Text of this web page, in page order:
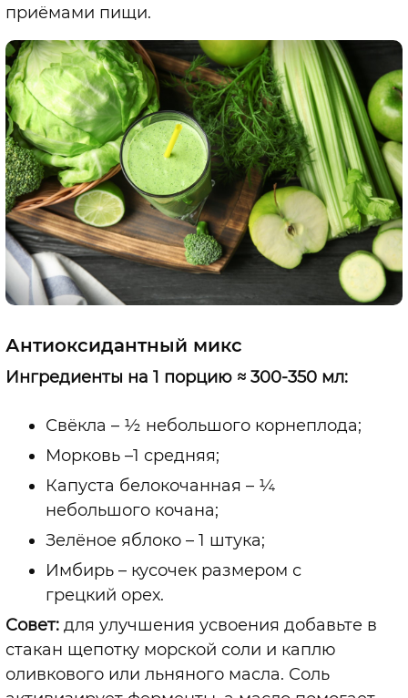
приёмами пищи.
Антиоксидантный микс
Ингредиенты на 1 порцию ≈ 300-350 мл:
Свёкла – ½ небольшого корнеплода;
Морковь –1 средняя;
Капуста белокочанная – ¼
небольшого кочана;
Зелёное яблоко – 1 штука;
Имбирь – кусочек размером с
грецкий орех.
Совет: для улучшения усвоения добавьте в
стакан щепотку морской соли и каплю
оливкового или льняного масла. Соль